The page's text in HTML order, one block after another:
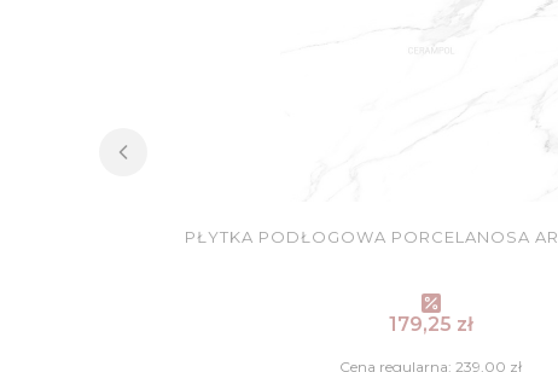
PŁYTKA PODŁOGOWA PORCELANOSA
Cena promocyjna
179,25 zł
Cena regularna: 239,00 zł